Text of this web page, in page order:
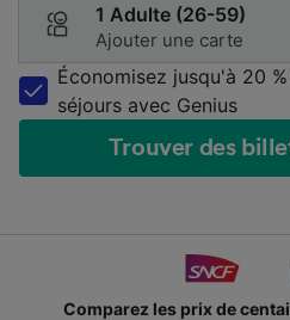
1 Adulte (26-59)
Ajouter une carte
Économisez jusqu'à 20
séjours avec Genius
Trouver des
Comparez les prix de